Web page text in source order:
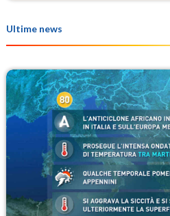
Ultime news